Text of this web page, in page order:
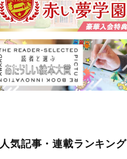
人気記事・連載ランキング